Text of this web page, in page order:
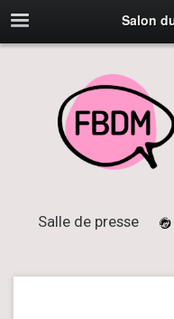
Salon
Salle de presse